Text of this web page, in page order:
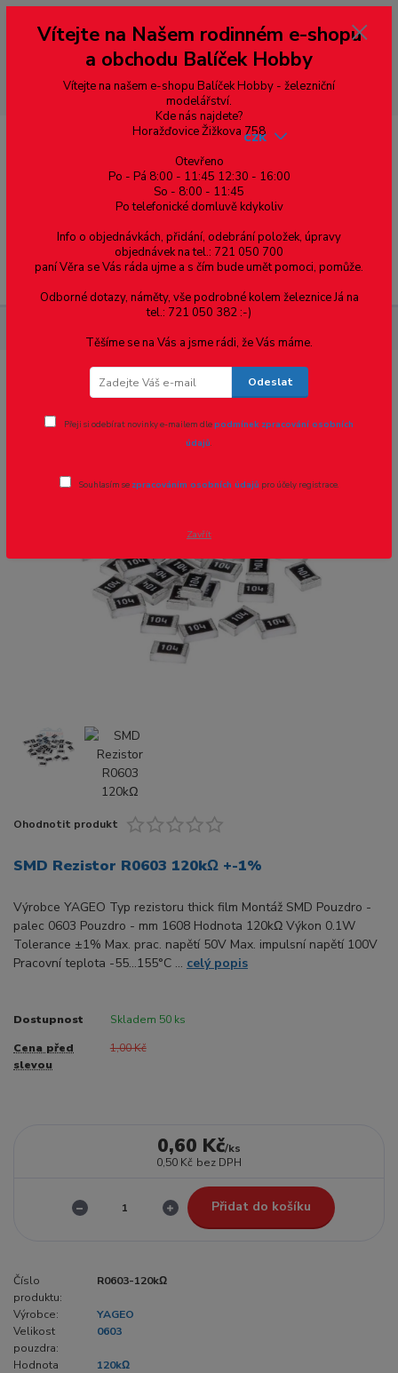
--- pro zákazníky ze Slovenska a jiných zemí, pokud chcete platit v eurech
přepněte si e-shop na euro 💶 pro přepočet měny - pravý horní roh ---
dobírky – pokud si z nějakého důvodu zásilku nevyzvednete, bude po
domluvě zaslána znovu s opětovnou platbou za poštovné, v opačném
případě bude zrušena a účet přidán na blacklist a rušeny následující
objednávky.
Menu
CZK
SMD Rezistor R0603 120kΩ +-1%
Novinka Akce
Ohodnotit produkt
SMD Rezistor R0603 120kΩ +-1%
Výrobce YAGEO Typ rezistoru thick film Montáž SMD Pouzdro -
palec 0603 Pouzdro - mm 1608 Hodnota 120kΩ Výkon 0.1W
Tolerance ±1% Max. prac. napětí 50V Max. impulsní napětí 100V
Pracovní teplota -55...155°C ... celý popis
Dostupnost Skladem 50 ks
Cena před
slevou
1,00 Kč
0,60 Kč/ks
0,50 Kč bez DPH
Přidat do košíku
Číslo
produktu:
R0603-120kΩ
Výrobce:
YAGEO
Velikost
pouzdra:
0603
Hodnota
120kΩ
Vítejte na Našem rodinném e-shopu
a obchodu Balíček Hobby
Vítejte na našem e-shopu Balíček Hobby - železniční
modelářství.
Kde nás najdete?
Horažďovice Žižkova 758
Otevřeno
Po - Pá 8:00 - 11:45 12:30 - 16:00
So - 8:00 - 11:45
Po telefonické domluvě kdykoliv
Info o objednávkách, přidání, odebrání položek, úpravy
objednávek na tel.: 721 050 700
paní Věra se Vás ráda ujme a s čím bude umět pomoci, pomůže.
Odborné dotazy, náměty, vše podrobné kolem železnice Já na
tel.: 721 050 382 :-)
Těšíme se na Vás a jsme rádi, že Vás máme.
Odeslat
Přeji si odebírat novinky e-mailem dlepodmínek zpracování osobních
údajů.
Souhlasím se zpracováním osobních údajů pro účely registrace.
Zavřít